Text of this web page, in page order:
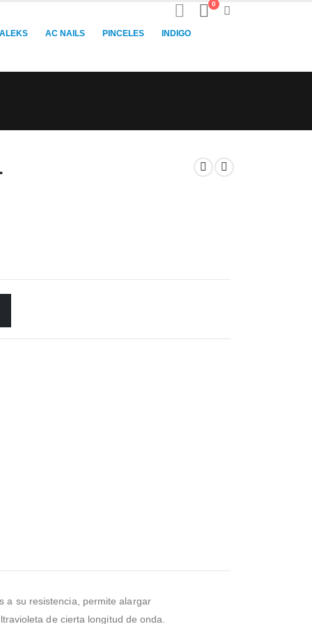
0
AC NAILS PINCELES INDIGO
a su resistencia, permite alargar
de cierta longitud de onda.